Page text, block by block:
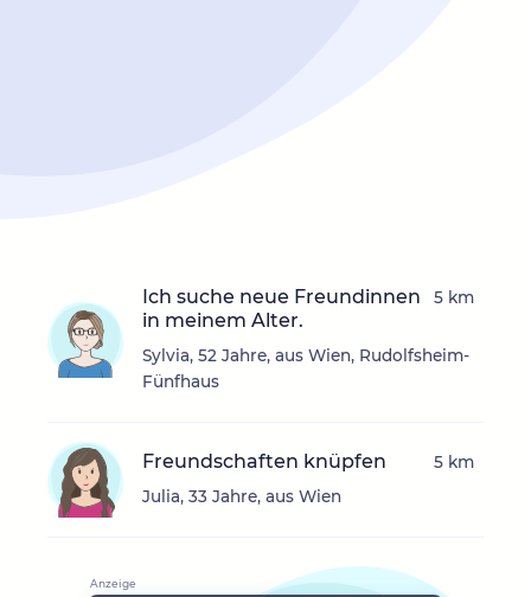
Ich suche neue Freundinnen
in meinem Alter.
Sylvia, 52 Jahre, aus Wien, Rudolfsheim-
Fünfhaus
5 km
Freundschaften knüpfen
Julia, 33 Jahre, aus Wien
5 km